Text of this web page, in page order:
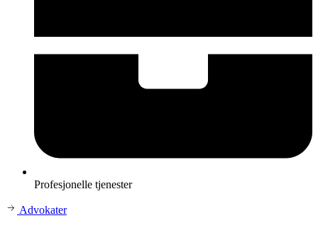
Profesjonelle tjenester
Advokater